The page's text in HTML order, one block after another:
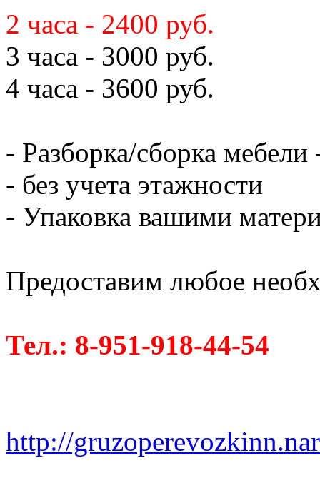
2 часа - 2400 руб.
3 часа - 3000 руб.
4 часа - 3600 руб.
- Разборка/сборка мебели
- без учета этажности
- Упаковка вашими
Предоставим любое
Тел.: 8-951-918-44-54
http://